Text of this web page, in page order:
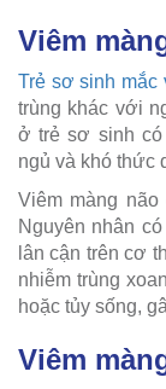
Viêm
Trẻ sơ sinh mắc
trùng khác với
ở trẻ sơ sinh có
ngủ và khó thức
Viêm màng
Nguyên nhân
lân cận trên cơ
nhiễm trùng
hoặc tủy sống,
Viêm